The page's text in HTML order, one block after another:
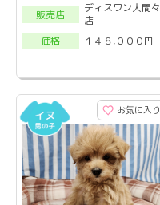
販売店
ディスワン大間々
店
価格
１４８,０００円
お気に入り